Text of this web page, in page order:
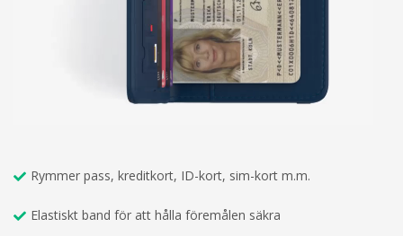
Rymmer pass, kreditkort, ID-kort, sim-kort m.m.
Elastiskt band för att hålla föremålen säkra